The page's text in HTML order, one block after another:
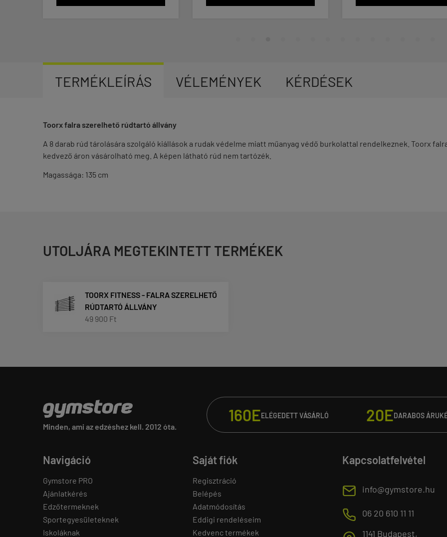
TERMÉKLEÍRÁS VÉLEMÉNYEK KÉRDÉSEK
Toorx falra szerelhető rúdtartó állvány
A 8 darab rúd tárolására szolgáló kiállások a rudak védelme miatt műanyag védő burkolattal rendelkeznek. Toorx
kedvező áron vásárolható meg. A képen látható rúd nem tartózék.
Magassága: 135 cm
UTOLJÁRA MEGTEKINTETT TERMÉKEK
TOORX FITNESS - FALRA SZERELHETŐ
RÚDTARTÓ ÁLLVÁNY
49 900 Ft
Minden, ami az edzéshez kell. 2012 óta.
160EELÉGEDETT VÁSÁRLÓ 20EDARABOS
Navigáció
Gymstore PRO
Ajánlatkérés
Edzőtermeknek
Sportegyesületeknek
Iskoláknak
Saját fiók
Regisztráció
Belépés
Adatmódosítás
Eddigi rendeléseim
Kedvenc termékek
Kapcsolatfelvétel
E info@gymstore.hu
M 06 20 610 11 11
1141 Budapest,